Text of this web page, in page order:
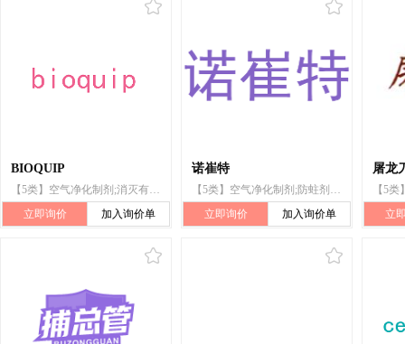
BIOQUIP
【5类】空气净化制剂;消灭有害动物制剂;杀虫剂;杀昆虫剂;灭鼠剂;驱虫用香;防蛀剂;灭蝇剂;卫生球;救急包
立即询价
加入询价单
诺崔特
【5类】空气净化制剂;防蛀剂;无菌棉;狗用驱虫剂;动物用防寄生虫颈圈;牙填料;灭鼠剂;服装用除臭剂
立即询价
加入询价单
屠龙
立